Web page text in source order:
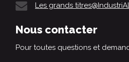
Les grands
Nous contacter
Pour toutes questions et